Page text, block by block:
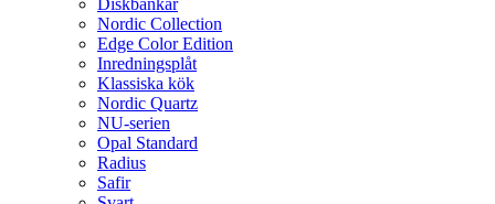
Diskbänkar
Nordic Collection
Edge Color Edition
Inredningsplåt
Klassiska kök
Nordic Quartz
NU-serien
Opal Standard
Radius
Safir